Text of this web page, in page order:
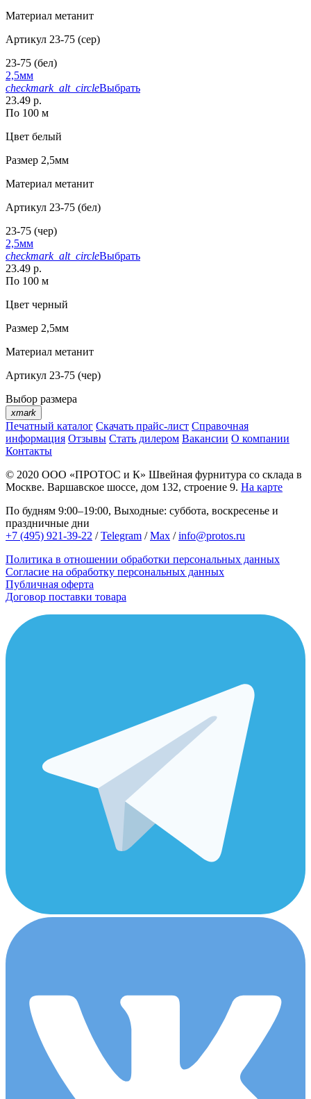
Материал метанит
Артикул 23-75 (сер)
23-75 (бел)
2,5мм
checkmark_alt_circleВыбрать
23.49 р.
По 100 м
Цвет белый
Размер 2,5мм
Материал метанит
Артикул 23-75 (бел)
23-75 (чер)
2,5мм
checkmark_alt_circleВыбрать
23.49 р.
По 100 м
Цвет черный
Размер 2,5мм
Материал метанит
Артикул 23-75 (чер)
Выбор размера
xmark
Печатный каталог Скачать прайс-лист Справочная
информация Отзывы Стать дилером Вакансии О компании
Контакты
© 2020 ООО «ПРОТОС и К» Швейная фурнитура со склада в
Москве. Варшавское шоссе, дом 132, строение 9. На карте
По будням 9:00–19:00, Выходные: суббота, воскресенье и
праздничные дни
+7 (495) 921-39-22 /Telegram /Max /info@protos.ru
Политика в отношении обработки персональных данных
Согласие на обработку персональных данных
Публичная оферта
Договор поставки товара